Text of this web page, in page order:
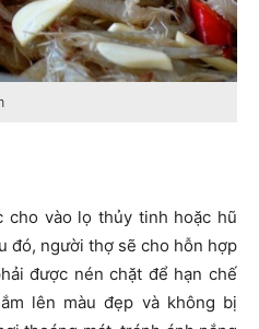
cho vào lọ thủy tinh hoặc hũ
đó, người thợ sẽ cho hỗn hợp
được nén chặt để hạn chế
lên màu đẹp và không bị